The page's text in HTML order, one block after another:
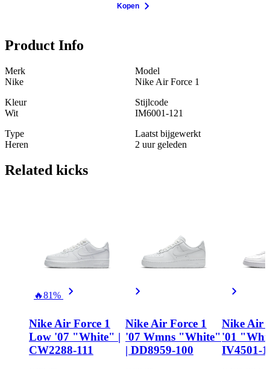
Kopen
Product Info
Merk
Nike
Model
Nike Air Force 1
Kleur
Wit
Stijlcode
IM6001-121
Type
Heren
Laatst bijgewerkt
2 uur geleden
Related kicks
🔥81%
Nike Air Force 1
Low '07 "White" |
CW2288-111
Nike Air Force 1
'07 Wmns "White"
| DD8959-100
Nike Air
'01
IV4501-